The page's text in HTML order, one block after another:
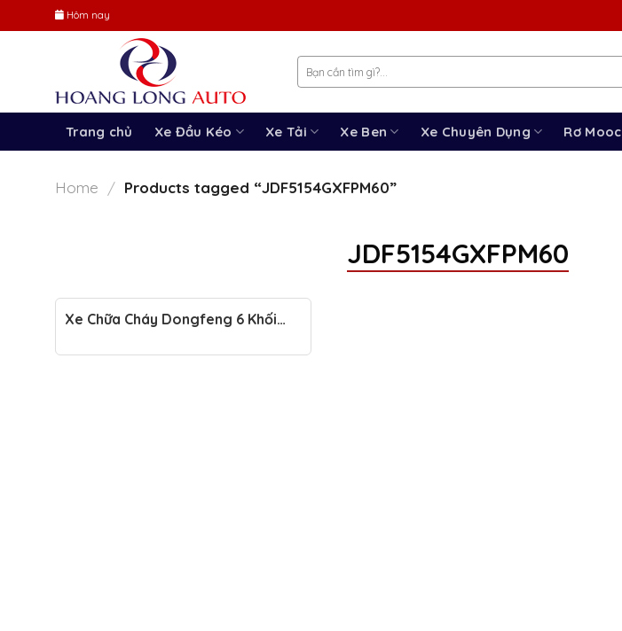
to
Hôm nay
Trang chủ Xe Đầu Kéo Xe Tải Xe Ben Xe Chuyên Dụng Rơ Mooc
Home / Products tagged “JDF5154GXFPM60”
JDF5154GXFPM60
Xe Chữa Cháy Dongfeng 6 Khối